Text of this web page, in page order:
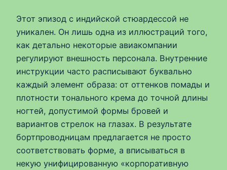
Этот эпизод с индийской стюардессой не
уникален. Он лишь одна из иллюстраций того,
как детально некоторые авиакомпании
регулируют внешность персонала. Внутренние
инструкции часто расписывают буквально
каждый элемент образа: от оттенков помады и
плотности тонального крема до точной длины
ногтей, допустимой формы бровей и
вариантов стрелок на глазах. В результате
бортпроводницам предлагается не просто
соответствовать форме, а вписываться в
некую унифицированную «корпоративную